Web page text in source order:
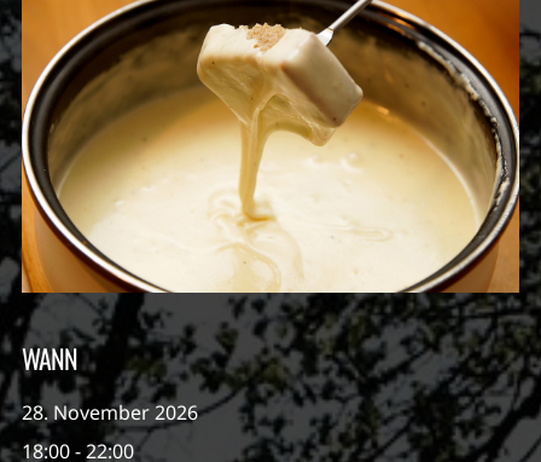
WANN
28. November 2026
18:00 - 22:00